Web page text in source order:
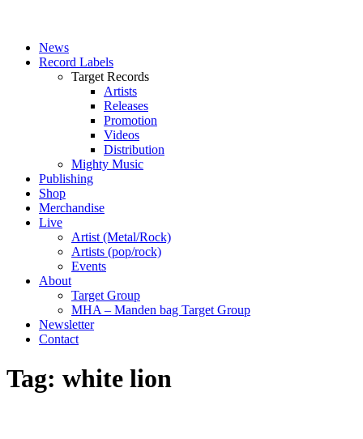
News
Record Labels
Target Records
Artists
Releases
Promotion
Videos
Distribution
Mighty Music
Publishing
Shop
Merchandise
Live
Artist (Metal/Rock)
Artists (pop/rock)
Events
About
Target Group
MHA – Manden bag Target Group
Newsletter
Contact
Tag: white lion